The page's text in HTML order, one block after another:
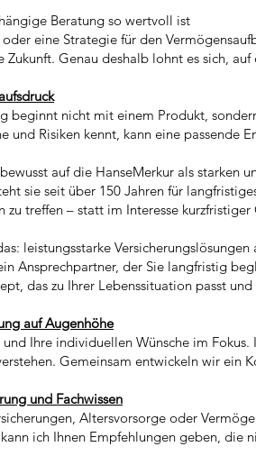
Beratung so wertvoll ist
oder eine Strategie für den
Zukunft. Genau deshalb lohnt es sich,
beginnt nicht mit einem Produkt,
und Risiken kennt, kann eine passende
auf die HanseMerkur als starken
sie seit über 150 Jahren für
zu treffen – statt im Interesse
leistungsstarke
Ansprechpartner, der Sie langfristig
das zu Ihrer Lebenssituation passt
auf Augenhöhe
und Ihre individuellen Wünsche im
Gemeinsam entwickeln wir ein
und Fachwissen
Altersvorsorge oder
ich Ihnen Empfehlungen geben, die